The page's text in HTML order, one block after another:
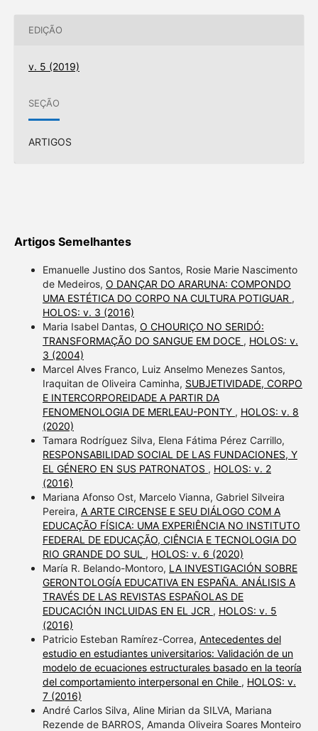
EDIÇÃO
v. 5 (2019)
SEÇÃO
ARTIGOS
Artigos Semelhantes
Emanuelle Justino dos Santos, Rosie Marie Nascimento
de Medeiros, O DANÇAR DO ARARUNA: COMPONDO
UMA ESTÉTICA DO CORPO NA CULTURA POTIGUAR ,
HOLOS: v. 3 (2016)
Maria Isabel Dantas, O CHOURIÇO NO SERIDÓ:
TRANSFORMAÇÃO DO SANGUE EM DOCE , HOLOS: v.
3 (2004)
Marcel Alves Franco, Luiz Anselmo Menezes Santos,
Iraquitan de Oliveira Caminha, SUBJETIVIDADE, CORPO
E INTERCORPOREIDADE A PARTIR DA
FENOMENOLOGIA DE MERLEAU-PONTY , HOLOS: v. 8
(2020)
Tamara Rodríguez Silva, Elena Fátima Pérez Carrillo,
RESPONSABILIDAD SOCIAL DE LAS FUNDACIONES, Y
EL GÉNERO EN SUS PATRONATOS , HOLOS: v. 2
(2016)
Mariana Afonso Ost, Marcelo Vianna, Gabriel Silveira
Pereira, A ARTE CIRCENSE E SEU DIÁLOGO COM A
EDUCAÇÃO FÍSICA: UMA EXPERIÊNCIA NO INSTITUTO
FEDERAL DE EDUCAÇÃO, CIÊNCIA E TECNOLOGIA DO
RIO GRANDE DO SUL , HOLOS: v. 6 (2020)
María R. Belando-Montoro, LA INVESTIGACIÓN SOBRE
GERONTOLOGÍA EDUCATIVA EN ESPAÑA. ANÁLISIS A
TRAVÉS DE LAS REVISTAS ESPAÑOLAS DE
EDUCACIÓN INCLUIDAS EN EL JCR , HOLOS: v. 5
(2016)
Patricio Esteban Ramírez-Correa, Antecedentes del
estudio en estudiantes universitarios: Validación de un
modelo de ecuaciones estructurales basado en la teoría
del comportamiento interpersonal en Chile , HOLOS: v.
7 (2016)
André Carlos Silva, Aline Mirian da SILVA, Mariana
Rezende de BARROS, Amanda Oliveira Soares Monteiro